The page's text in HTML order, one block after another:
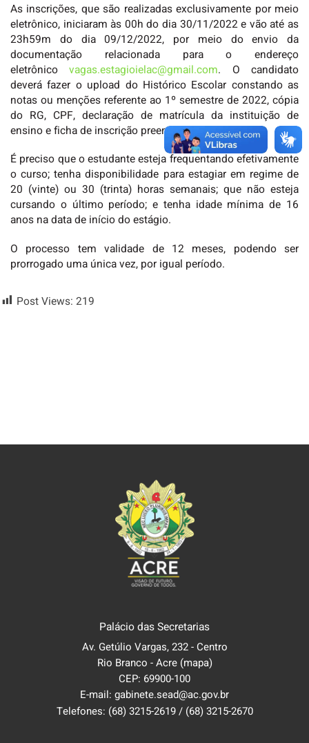
As inscrições, que são realizadas exclusivamente por meio
eletrônico, iniciaram às 00h do dia 30/11/2022 e vão até as
23h59m do dia 09/12/2022, por meio do envio da
documentação relacionada para o endereço
eletrônicovagas.estagioielac@gmail.com. O candidato
deverá fazer o upload do Histórico Escolar constando as
notas ou menções referente ao 1º semestre de 2022, cópia
do RG, CPF, declaração de matrícula da instituição de
ensino e ficha de inscrição preenchida.
É preciso que o estudante esteja frequentando efetivamente
o curso; tenha disponibilidade para estagiar em regime de
20 (vinte) ou 30 (trinta) horas semanais; que não esteja
cursando o último período; e tenha idade mínima de 16
anos na data de início do estágio.
O processo tem validade de 12 meses, podendo ser
prorrogado uma única vez, por igual período.
Post Views: 219
Palácio das Secretarias
Av. Getúlio Vargas, 232 - Centro
Rio Branco - Acre (mapa)
CEP: 69900-100
E-mail: gabinete.sead@ac.gov.br
Telefones: (68) 3215-2619/ (68) 3215-2670